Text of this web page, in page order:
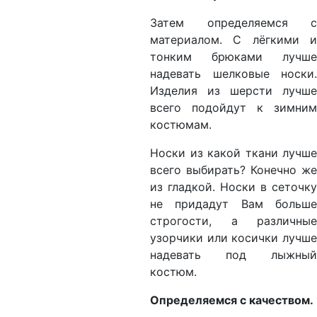
Затем определяемся с
материалом. С лёгкими и
тонким брюками лучше
надевать шелковые носки.
Изделия из шерсти лучше
всего подойдут к зимним
костюмам.
Носки из какой ткани лучше
всего выбирать? Конечно же
из гладкой. Носки в сеточку
не придадут Вам больше
строгости, а различные
узорчики или косички лучше
надевать под лыжный
костюм.
Определяемся с качеством.